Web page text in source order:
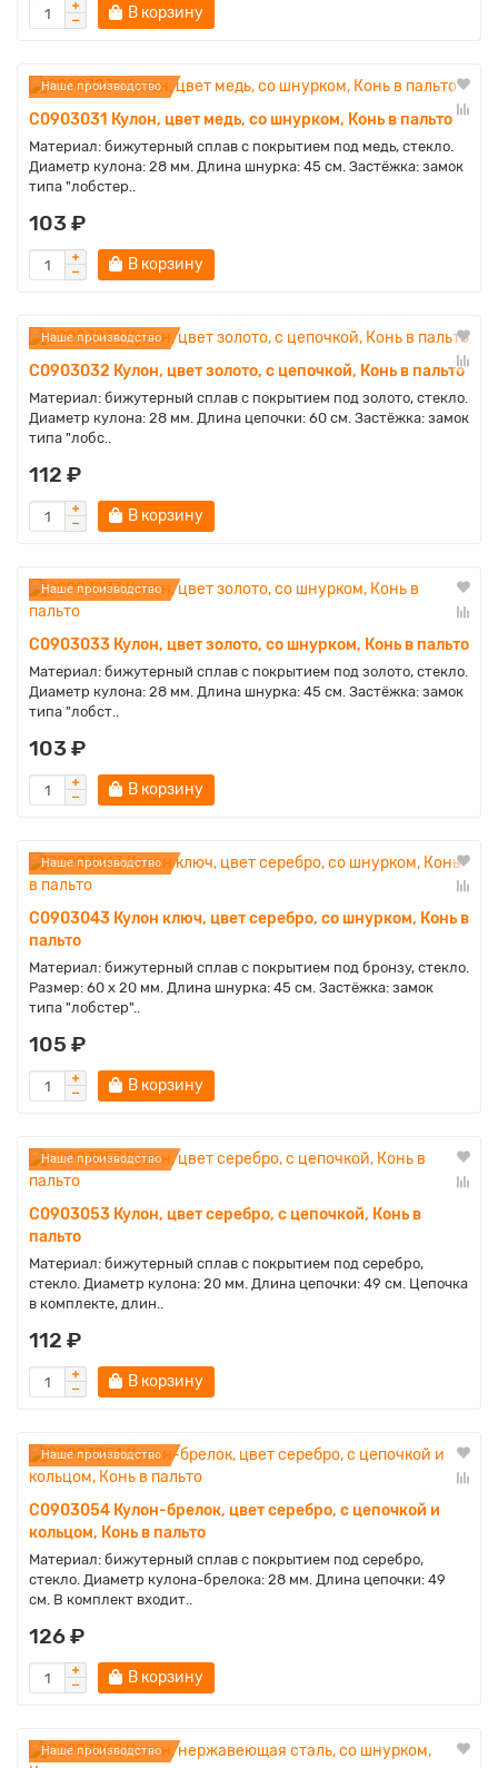
В корзину
Наше производство
C0903031 Кулон, цвет медь, со шнурком, Конь в пальто
Материал: бижутерный сплав с покрытием под медь, стекло.
Диаметр кулона: 28 мм. Длина шнурка: 45 см. Застёжка: замок
типа "лобстер..
103 ₽
В корзину
Наше производство
C0903032 Кулон, цвет золото, с цепочкой, Конь в пальто
Материал: бижутерный сплав с покрытием под золото, стекло.
Диаметр кулона: 28 мм. Длина цепочки: 60 см. Застёжка: замок
типа "лобс..
112 ₽
В корзину
Наше производство
C0903033 Кулон, цвет золото, со шнурком, Конь в пальто
Материал: бижутерный сплав с покрытием под золото, стекло.
Диаметр кулона: 28 мм. Длина шнурка: 45 см. Застёжка: замок
типа "лобст..
103 ₽
В корзину
Наше производство
C0903043 Кулон ключ, цвет серебро, со шнурком, Конь в
пальто
Материал: бижутерный сплав с покрытием под бронзу, стекло.
Размер: 60 x 20 мм. Длина шнурка: 45 см. Застёжка: замок
типа "лобстер"..
105 ₽
В корзину
Наше производство
C0903053 Кулон, цвет серебро, с цепочкой, Конь в
пальто
Материал: бижутерный сплав с покрытием под серебро,
стекло. Диаметр кулона: 20 мм. Длина цепочки: 49 см. Цепочка
в комплекте, длин..
112 ₽
В корзину
Наше производство
C0903054 Кулон-брелок, цвет серебро, с цепочкой и
кольцом, Конь в пальто
Материал: бижутерный сплав с покрытием под серебро,
стекло. Диаметр кулона-брелока: 28 мм. Длина цепочки: 49
см. В комплект входит..
126 ₽
В корзину
Наше производство